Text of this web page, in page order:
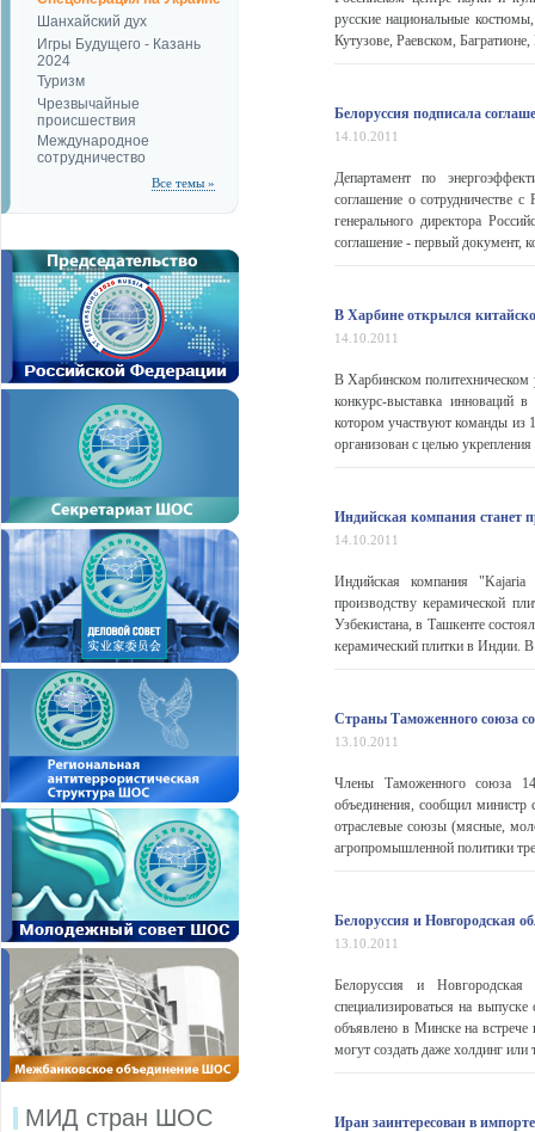
Шанхайский дух
Игры Будущего - Казань
2024
Туризм
Чрезвычайные
происшествия
Международное
сотрудничество
Все темы »
МИД стран ШОС
русские национальные
Кутузове, Раевском,
Белоруссия подписала
14.10.2011
Департамент по
соглашение о сотрудничестве с
генерального директора
соглашение - первый документ,
В Харбине открылся
14.10.2011
В Харбинском политехническом
конкурс-выставка инноваций
котором участвуют команды из
организован с целью
Индийская компания станет
14.10.2011
Индийская компания "Kajaria
производству керамической
Узбекистана, в Ташкенте
керамический плитки в Индии.
Страны Таможенного союза
13.10.2011
Члены Таможенного союза
объединения, сообщил министр
отраслевые союзы (мясные,
агропромышленной политики
Белоруссия и Новгородская
13.10.2011
Белоруссия и Новгородская
специализироваться на
объявлено в Минске на
могут создать даже холдинг
Иран заинтересован в